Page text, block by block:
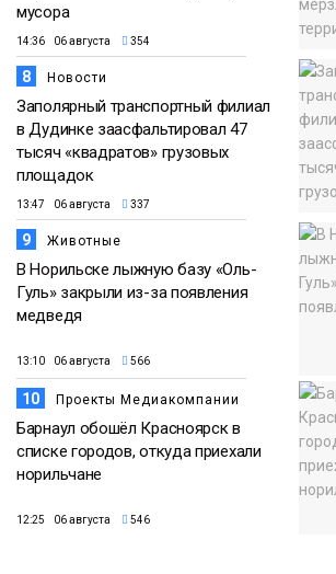
мусора
14:36 06 августа 354
8 Новости
Заполярный транспортный филиал
в Дудинке заасфальтировал 47
тысяч «квадратов» грузовых
площадок
13:47 06 августа 337
9 Животные
В Норильске лыжную базу «Оль-
Гуль» закрыли из-за появления
медведя
13:10 06 августа 566
10 Проекты Медиакомпании
Барнаул обошёл Красноярск в
списке городов, откуда приехали
норильчане
12:25 06 августа 546